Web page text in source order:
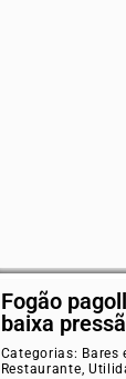
Fogão
baixa
Categorias: Bares
Restaurante,